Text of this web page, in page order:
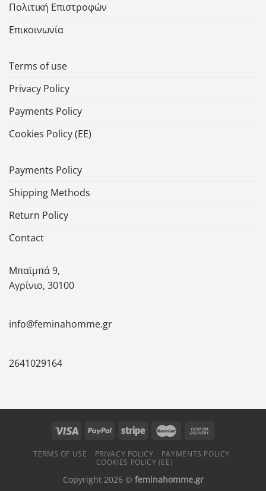
Πολιτική Επιστροφών
Επικοινωνία
Terms of use
Privacy Policy
Payments Policy
Cookies Policy (ΕΕ)
Payments Policy
Shipping Methods
Return Policy
Contact
Μπαϊμπά 9,
Αγρίνιο, 30100
info@feminahomme.gr
2641029164
TERMS OF USE PRIVACY POLICY
PAYMENTS POLICY
COOKIES POLICY (ΕΕ)
Copyright 2026 © feminahomme.gr